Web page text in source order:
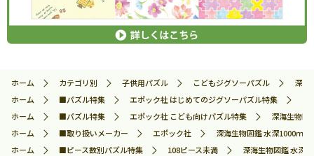
ホーム カテゴリ別 子供用パズル こどもジグソーパズル
深海
ホーム
■パズル特集 エポック社 はじめてのジグソーパズル特集
ホーム
■パズル特集 エポック社 こども向けパズル特集
深海生物
ホーム
■取り扱いメーカー エポック社
深海生物図鑑 水深1000
ホーム
■ピース数別パズル特集 108ピース未満
深海生物図鑑 水